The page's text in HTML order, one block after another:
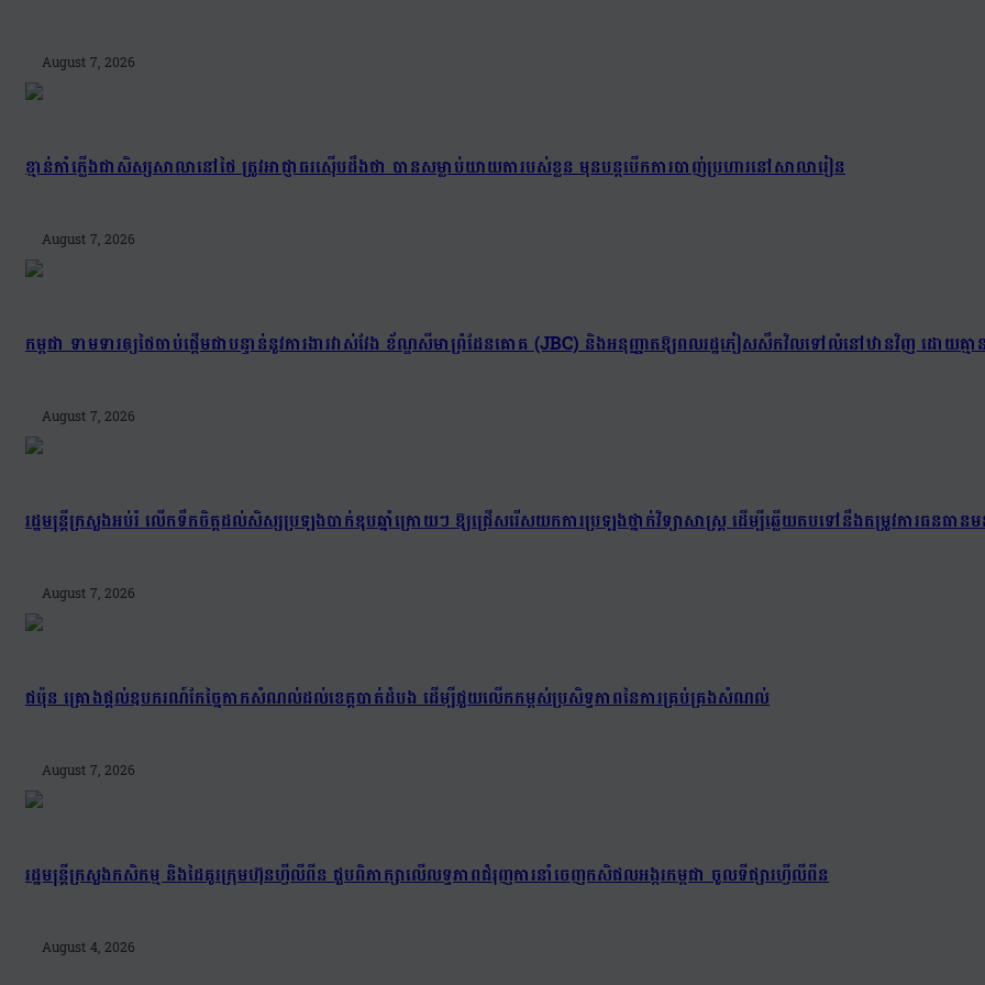
August 7, 2026
ខ្មាន់កាំភ្លើងជាសិស្សសាលានៅថៃ ត្រូវអាជ្ញាធរស៊ើបដឹងថា បានសម្លាប់យាយតារបស់ខ្លួន មុនបន្តបើកការបាញ់ប្រហារនៅសាលារៀន
August 7, 2026
កម្ពុជា ទាមទារឲ្យថៃចាប់ផ្តើមជាបន្ទាន់នូវការងារវាស់វែង ខ័ណ្ឌសីមាព្រំដែនគោគ (JBC) និងអនុញ្ញាតឱ្យពលរដ្ឋភៀសសឹកវិលទៅលំនៅឋានវិញ ដោយគ្មាន
August 7, 2026
រដ្ឋមន្រ្តីក្រសួងអប់រំ លើកទឹកចិត្តដល់សិស្សប្រឡងបាក់ឌុបឆ្នាំក្រោយៗ ឱ្យជ្រើសរើសយកការប្រឡងថ្នាក់វិទ្យាសាស្ត្រ ដើម្បីឆ្លើយតបទៅនឹងតម្រូវការធនធា
August 7, 2026
ជប៉ុន គ្រោងផ្តល់ឧបករណ៍កែច្នៃកាកសំណល់ដល់ខេត្តបាត់ដំបង ដើម្បីជួយលើកកម្ពស់ប្រសិទ្ធភាពនៃការគ្រប់គ្រងសំណល់
August 7, 2026
រដ្ឋមន្រ្តីក្រសួងកសិកម្ម និងដៃគូរក្រុមហ៊ុនហ្វីលីពីន ជួបពិភាក្សាលើលទ្ធភាពជំរុញការនាំចេញកសិផលអង្ករកម្ពុជា ចូលទីផ្សារហ្វីលីពីន
August 4, 2026